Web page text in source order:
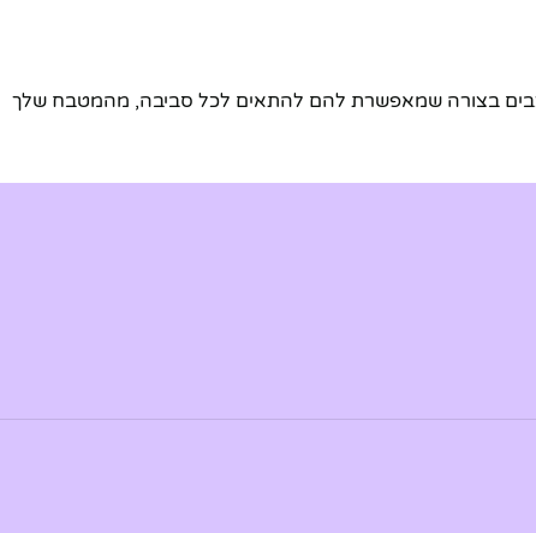
בצורה שמאפשרת להם להתאים לכל סביבה, מהמטבח שלך